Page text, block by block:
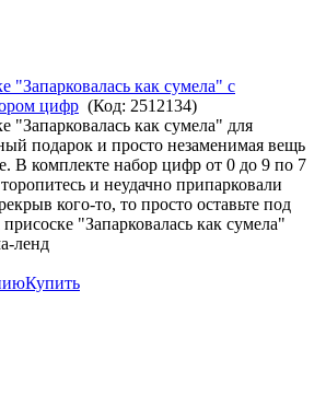
"Запарковалась как сумела" с
цифр (Код: 2512134)
"Запарковалась как сумела" для
подарок и просто незаменимая вещь
В комплекте набор цифр от 0 до 9 по 7
и неудачно припарковали
кого-то, то просто оставьте под
"Запарковалась как сумела"
ленд
Купить